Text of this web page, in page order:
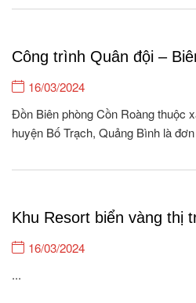
Công trình Quân đội –
16/03/2024
Đồn Biên phòng Cồn Roàng thuộc
huyện Bố Trạch, Quảng Bình là
hộ/1118 khẩu xã Thượng Trạch và
Khu Resort biển vàng thị
16/03/2024
...